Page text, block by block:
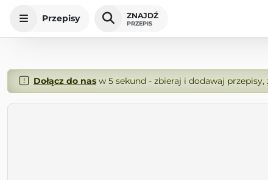
Przepisy ZNAJDŹ
PRZEPIS
Dołącz do nasw 5 sekund - zbieraj i dodawaj